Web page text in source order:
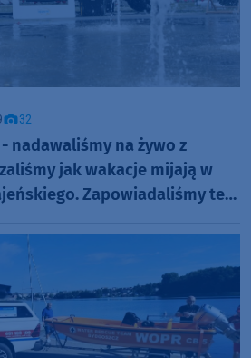
32
nadawaliśmy na żywo z
jak wakacje mijają w
Zapowiadaliśmy też